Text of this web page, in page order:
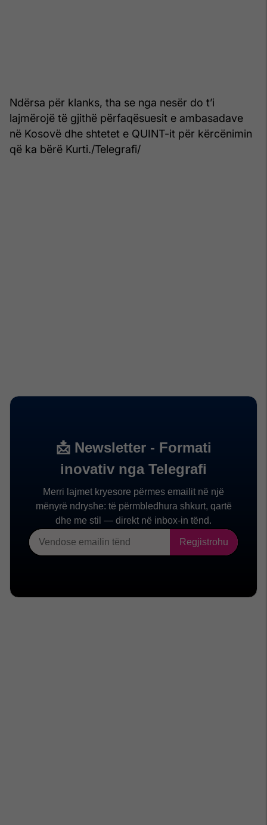
Ndërsa për klanks, tha se nga nesër do t’i
lajmërojë të gjithë përfaqësuesit e ambasadave
në Kosovë dhe shtetet e QUINT-it për kërcënimin
që ka bërë Kurti./Telegrafi/